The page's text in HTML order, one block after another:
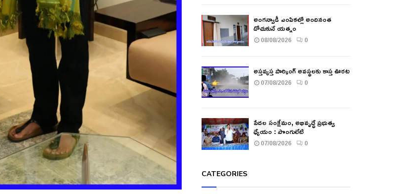
అంగన్వాడీ ఎంపికల్లో అందినంత
దోచుకునే యత్నం
08/08/2026 0
అస్తవ్యస్త పార్కింగ్ అవస్థలకు కాస్త ఊరట
07/08/2026 0
పేదల సంక్షేమం, అభివృద్ధే ప్రభుత్వ
ధ్యేయం : పొంగులేటి
07/08/2026 0
CATEGORIES